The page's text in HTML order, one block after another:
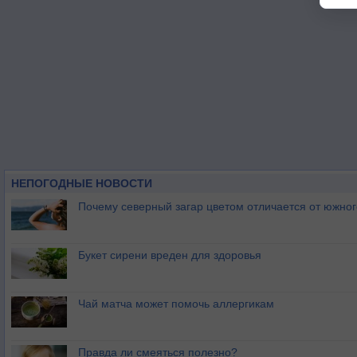
НЕПОГОДНЫЕ НОВОСТИ
Почему северный загар цветом отличается от
Букет сирени вреден для здоровья
Чай матча может помочь аллергикам
Правда ли смеяться полезно?